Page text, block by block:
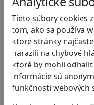
Tieto súbory cookies
tom, ako sa používa
ktoré stránky
narazili na chybové
ktoré by mohli
informácie sú
funkčnosti webových
Čítanie s
Digitálna
Ekológia
Globálne
Kreativita
Kritické myslenie
Kyberšikana
Logické myslenie